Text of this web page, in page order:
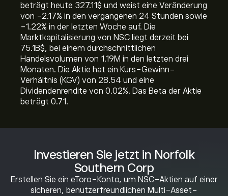
Investieren Sie jetzt in Norfolk
Southern Corp
Erstellen Sie ein eToro-Konto, um NSC-Aktien auf einer
sicheren, benutzerfreundlichen Multi-Asset-
beträgt heute 327.11‎$‎ und weist eine Veränderung
von ‎-2.17‎% in den vergangenen 24 Stunden sowie
‎-1.22‎% in der letzten Woche auf. Die
Marktkapitalisierung von NSC liegt derzeit bei
75.1B‎$‎, bei einem durchschnittlichen
Handelsvolumen von 1.19M in den letzten drei
Monaten. Die Aktie hat ein Kurs-Gewinn-
Verhältnis (KGV) von 28.54 und eine
Dividendenrendite von 0.02%. Das Beta der Aktie
beträgt 0.71.